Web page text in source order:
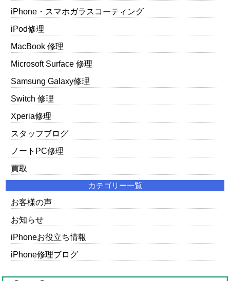
iPhone・スマホガラスコーティング
iPod修理
MacBook 修理
Microsoft Surface 修理
Samsung Galaxy修理
Switch 修理
Xperia修理
スタッフブログ
ノートPC修理
買取
カテゴリー一覧
お客様の声
お知らせ
iPhoneお役立ち情報
iPhone修理ブログ